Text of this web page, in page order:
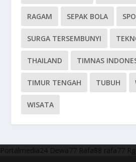
RAGAM SEPAK BOLA
SURGA TERSEMBUNYI
THAILAND TIMNAS
TIMUR TENGAH TUBUH
WISATA
Portalmedia24 Dewa77 Rafa88 rafa77